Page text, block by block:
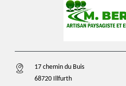
17 chemin du Buis
68720 Illfurth